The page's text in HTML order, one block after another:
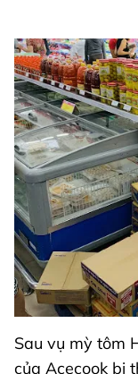
Sau vụ mỳ tôm
của Acecook bị